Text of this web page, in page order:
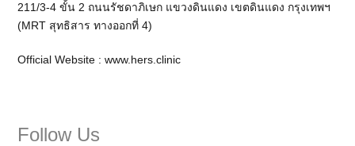
211/3-4 ขั้น 2 ถนนรัชดาภิเษก แขวงดินแดง เขตดินแดง กรุงเทพฯ
(MRT สุทธิสาร ทางออกที่ 4)
Official Website :www.hers.clinic
Follow Us